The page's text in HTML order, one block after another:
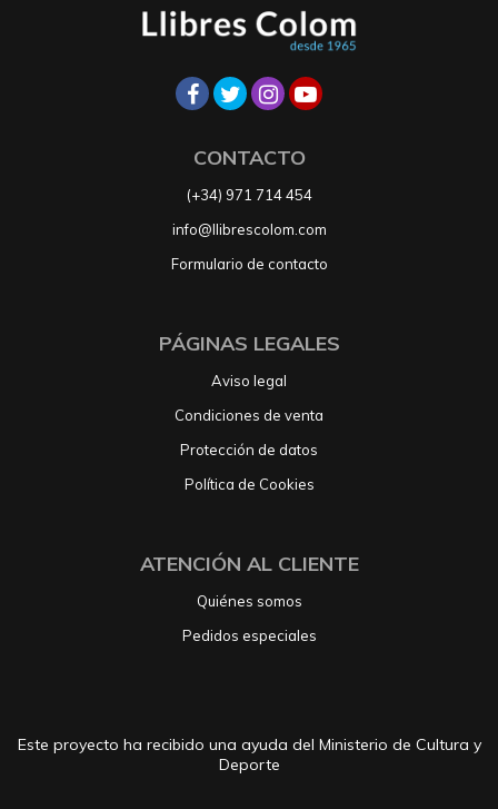
CONTACTO
(+34) 971 714 454
info@llibrescolom.com
Formulario de contacto
PÁGINAS LEGALES
Aviso legal
Condiciones de venta
Protección de datos
Política de Cookies
ATENCIÓN AL CLIENTE
Quiénes somos
Pedidos especiales
Este proyecto ha recibido una ayuda del Ministerio de Cultura y
Deporte